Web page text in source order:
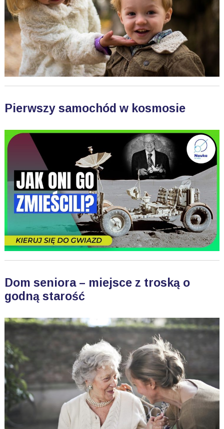
Pierwszy samochód w kosmosie
Dom seniora – miejsce z troską o
godną starość